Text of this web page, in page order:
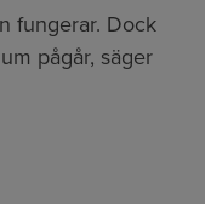
fungerar. Dock
pågår, säger